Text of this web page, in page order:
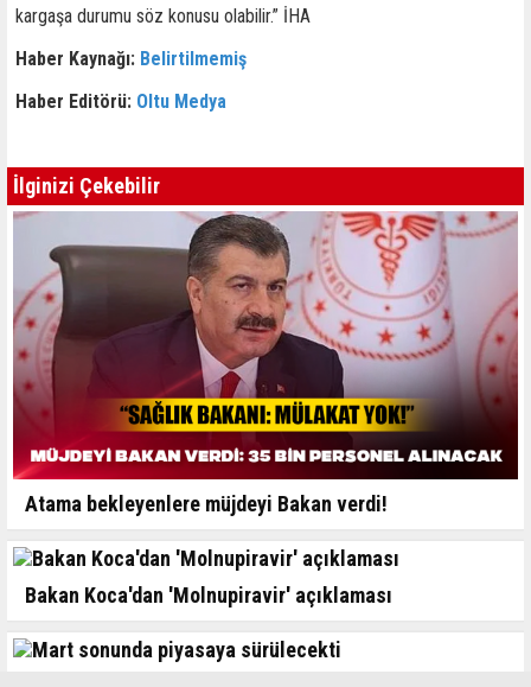
kargaşa durumu söz konusu olabilir.” İHA
Haber Kaynağı: Belirtilmemiş
Haber Editörü: Oltu Medya
İlginizi Çekebilir
Atama bekleyenlere müjdeyi Bakan verdi!
Bakan Koca'dan 'Molnupiravir' açıklaması